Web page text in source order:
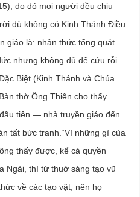
do đó mọi người đều chịu
dù không có Kinh Thánh.Điều
giáo là: nhận thức tổng quát
nhưng không đủ để cứu rỗi.
Biệt (Kinh Thánh và Chúa
thờ Ông Thiên cho thấy
tiên — nhà truyền giáo đến
tất bức tranh.“Vì những gì của
thấy được, kể cả quyền
Ngài, thì từ thuở sáng tạo vũ
về các tạo vật, nên họ